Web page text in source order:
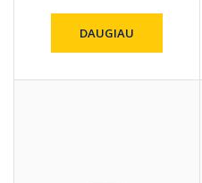
DAUGIAU